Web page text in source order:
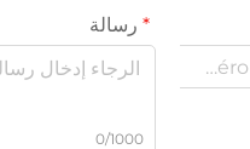
رسالة
0/1000